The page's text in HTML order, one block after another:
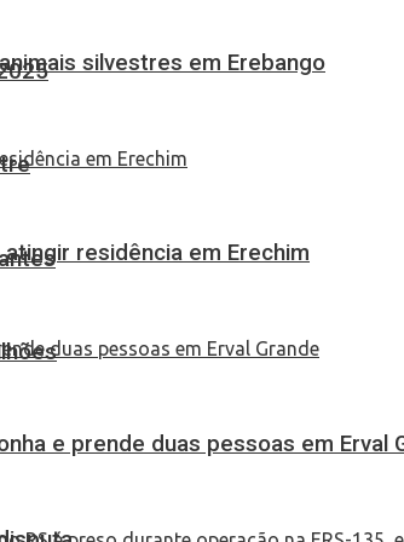
silvestres em Erebango
residência em Erechim
e prende duas pessoas em Erval